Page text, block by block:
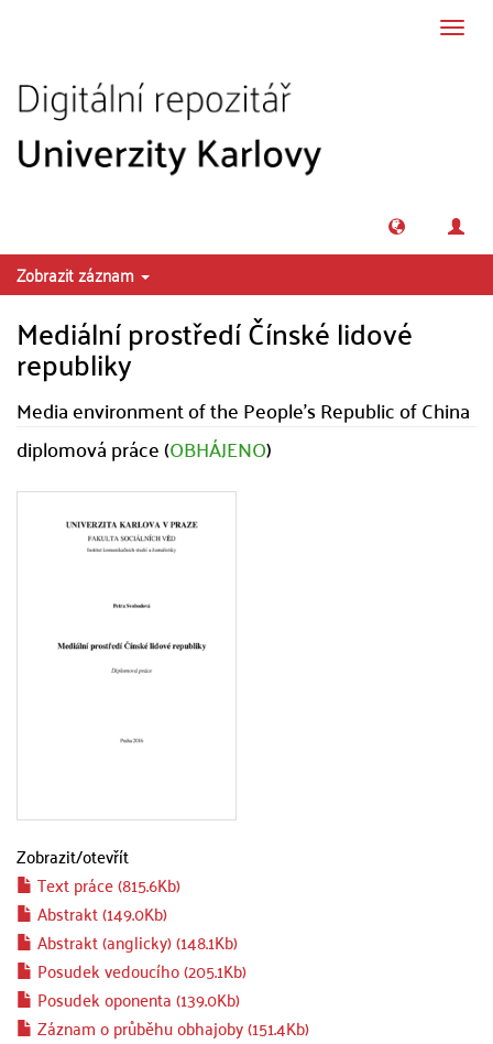
Zobrazit záznam
Mediální prostředí Čínské lidové
republiky
Media environment of the People's Republic of China
diplomová práce (OBHÁJENO)
Zobrazit/otevřít
Text práce (815.6Kb)
Abstrakt (149.0Kb)
Abstrakt (anglicky) (148.1Kb)
Posudek vedoucího (205.1Kb)
Posudek oponenta (139.0Kb)
Záznam o průběhu obhajoby (151.4Kb)